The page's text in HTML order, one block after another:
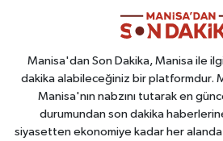
Manisa'dan Son Dakika, Manisa ile
dakika alabileceğiniz bir platformdur.
Manisa'nın nabzını tutarak en
durumundan son dakika
siyasetten ekonomiye kadar her alanda